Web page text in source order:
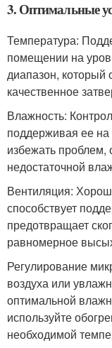
3. Оптимальные
Температура:
помещении на
диапазон, который
качественное
Влажность:
поддерживая ее
избежать проблем,
недостаточной
Вентиляция:
способствует
предотвращает
равномерное
Регулирование
воздуха или
оптимальной
используйте
необходимой